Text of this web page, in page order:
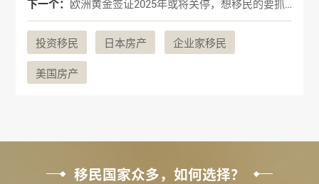
下一个：
投资移民 日本房产 企业家移民
美国房产
移民国家众多，如何选择？